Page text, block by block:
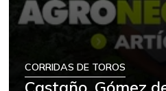
CORRIDAS DE TOROS